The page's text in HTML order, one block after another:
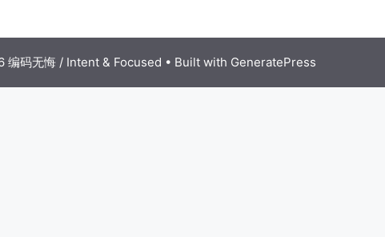
编码无悔 / Intent & Focused • Built with GeneratePress